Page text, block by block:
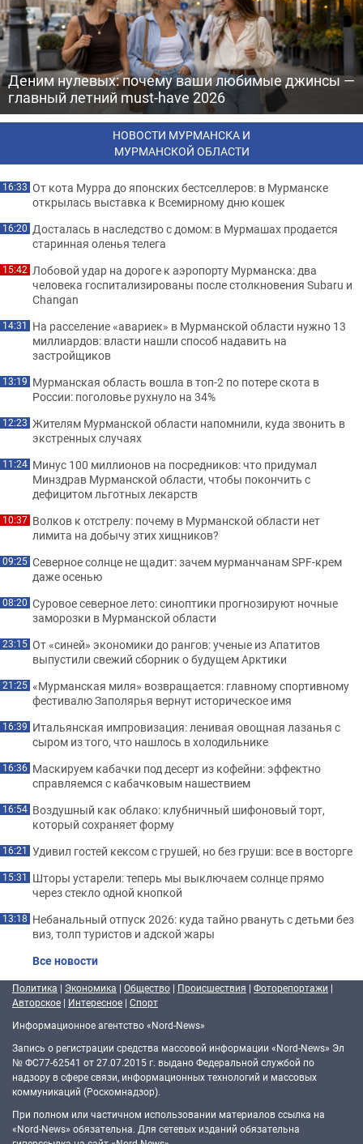
Деним нулевых: почему ваши любимые джинсы —
главный летний must-have 2026
НОВОСТИ МУРМАНСКА И
МУРМАНСКОЙ ОБЛАСТИ
16:33 От кота Мурра до японских бестселлеров: в Мурманске
открылась выставка к Всемирному дню кошек
16:20 Досталась в наследство с домом: в Мурмашах продается
старинная оленья телега
15:42 Лобовой удар на дороге к аэропорту Мурманска: два
человека госпитализированы после столкновения Subaru и
Changan
14:31 На расселение «авариек» в Мурманской области нужно 13
миллиардов: власти нашли способ надавить на
застройщиков
13:19 Мурманская область вошла в топ-2 по потере скота в
России: поголовье рухнуло на 34%
12:23 Жителям Мурманской области напомнили, куда звонить в
экстренных случаях
11:24 Минус 100 миллионов на посредников: что придумал
Минздрав Мурманской области, чтобы покончить с
дефицитом льготных лекарств
10:37 Волков к отстрелу: почему в Мурманской области нет
лимита на добычу этих хищников?
09:25 Северное солнце не щадит: зачем мурманчанам SPF-крем
даже осенью
08:20 Суровое северное лето: синоптики прогнозируют ночные
заморозки в Мурманской области
23:15 От «синей» экономики до рангов: ученые из Апатитов
выпустили свежий сборник о будущем Арктики
21:25 «Мурманская миля» возвращается: главному спортивному
фестивалю Заполярья вернут историческое имя
16:39 Итальянская импровизация: ленивая овощная лазанья с
сыром из того, что нашлось в холодильнике
16:36 Маскируем кабачки под десерт из кофейни: эффектно
справляемся с кабачковым нашествием
16:54 Воздушный как облако: клубничный шифоновый торт,
который сохраняет форму
16:21 Удивил гостей кексом с грушей, но без груши: все в восторге
15:31 Шторы устарели: теперь мы выключаем солнце прямо
через стекло одной кнопкой
13:18 Небанальный отпуск 2026: куда тайно рвануть с детьми без
виз, толп туристов и адской жары
Все новости
Политика | Экономика | Общество | Происшествия | Фоторепортажи |
Авторское | Интересное | Спорт
Информационное агентство «Nord-News»
Запись о регистрации средства массовой информации «Nord-News» Эл
№ ФС77-62541 от 27.07.2015 г. выдано Федеральной службой по
надзору в сфере связи, информационных технологий и массовых
коммуникаций (Роскомнадзор).
При полном или частичном использовании материалов ссылка на
«Nord-News» обязательна. Для сетевых изданий обязательна